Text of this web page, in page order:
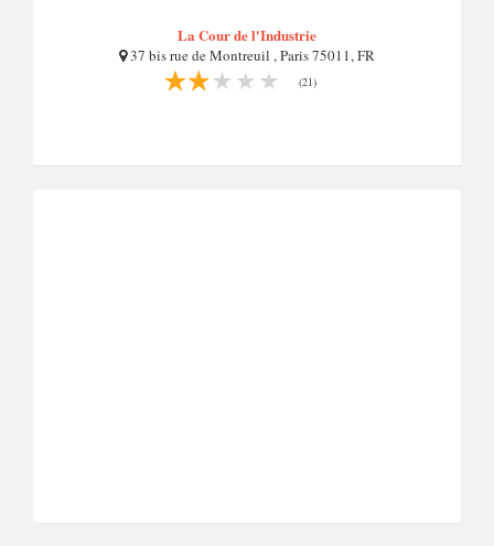
La Cour de l'Industrie
37 bis rue de Montreuil , Paris 75011, FR
(21)